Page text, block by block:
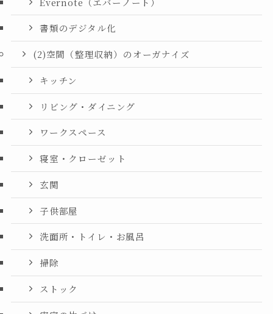
書類のデジタル化
(2)空間（整理収納）のオーガナイズ
キッチン
リビング・ダイニング
ワークスペース
寝室・クローゼット
玄関
子供部屋
洗面所・トイレ・お風呂
掃除
ストック